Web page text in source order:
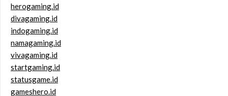
herogaming.id
divagaming.id
indogaming.id
namagaming.id
vivagaming.id
startgaming.id
statusgame.id
gameshero.id